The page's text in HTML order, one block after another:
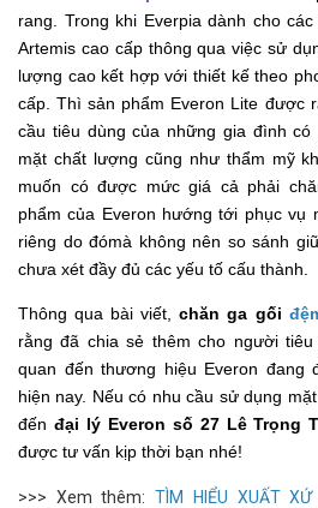
rang. Trong khi Everpia dành cho
Artemis cao cấp thông qua việc sử
lượng cao kết hợp với thiết kế theo
cấp. Thì sản phẩm Everon Lite được
cầu tiêu dùng của những gia đình
mặt chất lượng cũng như thẩm mỹ
muốn có được mức giá cả phải
phẩm của Everon hướng tới phục vụ
riêng do đómà không nên so sánh
chưa xét đầy đủ các yếu tố cấu thành.
Thông qua bài viết,chăn ga gối
rằng đã chia sẻ thêm cho người
quan đến thương hiệu Everon đang
hiện nay. Nếu có nhu cầu sử dụng
đến đại lý Everon số 27 Lê Trọng
được tư vấn kịp thời bạn nhé!
>>> Xem thêm:TÌM HIỂU XUẤT